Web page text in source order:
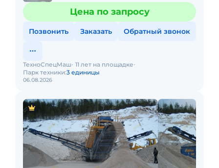
Цена по запросу
Позвонить Заказать Обратный звонок
06.08.2026
ТехноСпецМаш 11 лет на площадке
Парк техники:3 единицы